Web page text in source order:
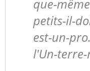
que-
petits-il-
est-un-
l'Un-